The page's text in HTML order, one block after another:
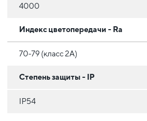
4000
Индекс цветопередачи - Ra
70-79 (класс 2A)
Степень защиты - IP
IP54